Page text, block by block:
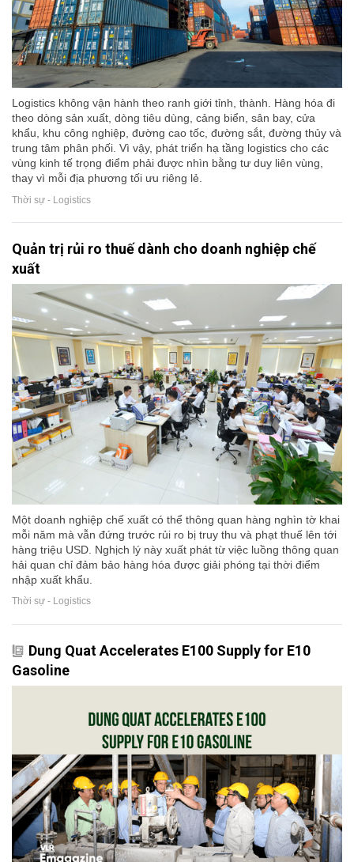
Logistics không vận hành theo ranh giới tỉnh, thành. Hàng hóa đi
theo dòng sản xuất, dòng tiêu dùng, cảng biển, sân bay, cửa
khẩu, khu công nghiệp, đường cao tốc, đường sắt, đường thủy và
trung tâm phân phối. Vì vậy, phát triển hạ tầng logistics cho các
vùng kinh tế trọng điểm phải được nhìn bằng tư duy liên vùng,
thay vì mỗi địa phương tối ưu riêng lẻ.
Thời sự - Logistics
Quản trị rủi ro thuế dành cho doanh nghiệp chế
xuất
Một doanh nghiệp chế xuất có thể thông quan hàng nghìn tờ khai
mỗi năm mà vẫn đứng trước rủi ro bị truy thu và phạt thuế lên tới
hàng triệu USD. Nghịch lý này xuất phát từ việc luồng thông quan
hải quan chỉ đảm bảo hàng hóa được giải phóng tại thời điểm
nhập xuất khẩu.
Thời sự - Logistics
Dung Quat Accelerates E100 Supply for E10
Gasoline